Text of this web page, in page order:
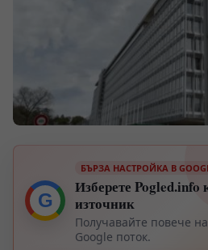
G
БЪРЗА НАСТРОЙКА В
Изберете Pogled.info
източник
Получавайте повече
Google поток.